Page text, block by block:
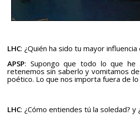
LHC: ¿Quién ha sido tu mayor influencia
APSP: Supongo que todo lo que he
retenemos sin saberlo y vomitamos
poético. Lo que nos importa fuera de lo
LHC: ¿Cómo entiendes tú la soledad? y